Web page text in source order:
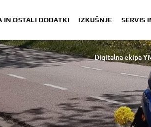
IN OSTALI DODATKI IZKUŠNJE SERVIS
Digitalna ekipa
Sakurako Umezawa